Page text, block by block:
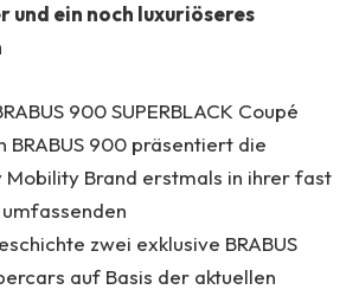
und ein noch luxuriöseres
900 SUPERBLACK Coupé
BRABUS 900 präsentiert die
Mobility Brand erstmals in ihrer fast
zwei exklusive BRABUS
auf Basis der aktuellen